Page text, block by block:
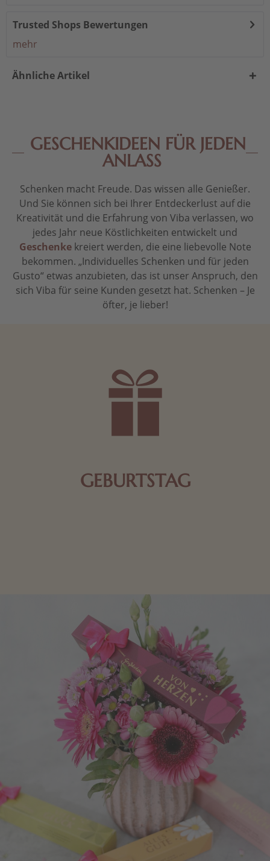
Trusted Shops Bewertungen
mehr
Ähnliche Artikel
GESCHENKIDEEN FÜR JEDEN
ANLASS
Schenken macht Freude. Das wissen alle Genießer.
Und Sie können sich bei Ihrer Entdeckerlust auf die
Kreativität und die Erfahrung von Viba verlassen, wo
jedes Jahr neue Köstlichkeiten entwickelt und
Geschenkekreiert werden, die eine liebevolle Note
bekommen. „Individuelles Schenken und für jeden
Gusto“ etwas anzubieten, das ist unser Anspruch, den
sich Viba für seine Kunden gesetzt hat. Schenken – Je
öfter, je lieber!
GEBURTSTAG